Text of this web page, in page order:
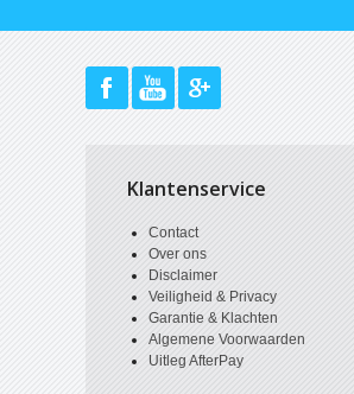
Klantenservice
Contact
Over ons
Disclaimer
Veiligheid & Privacy
Garantie & Klachten
Algemene Voorwaarden
Uitleg AfterPay